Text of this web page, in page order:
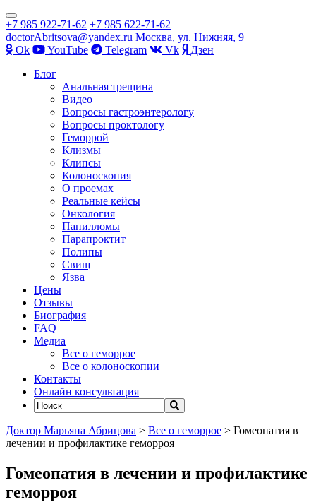
Показать/
Скрыть
навигацию
+7 985 922-71-62 +7 985 622-71-62
doctorAbritsova@yandex.ru Москва, ул. Нижняя, 9
Оk
YouTube Telegram Vk
Дзен
Перейти
содержимому
Блог
Анальная трещина
Видео
Вопросы гастроэнтерологу
Вопросы проктологу
Геморрой
Клизмы
Клипсы
Колоноскопия
О проемах
Реальные кейсы
Онкология
Папилломы
Парапроктит
Полипы
Свищ
Язва
Цены
Отзывы
Биография
FAQ
Медиа
Все о геморрое
Все о колоноскопии
Контакты
Онлайн консультация
Доктор Марьяна Абрицова > Все о геморрое > Гомеопатия в
лечении и профилактике геморроя
Гомеопатия в лечении и профилактике
геморроя